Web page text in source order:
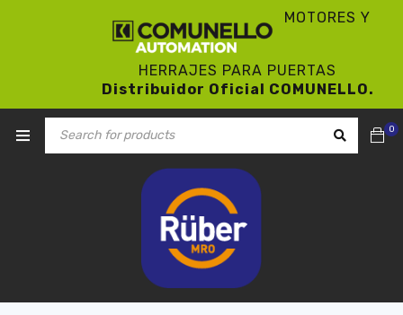
MOTORES Y
HERRAJES PARA PUERTAS
Distribuidor Oficial COMUNELLO.
0